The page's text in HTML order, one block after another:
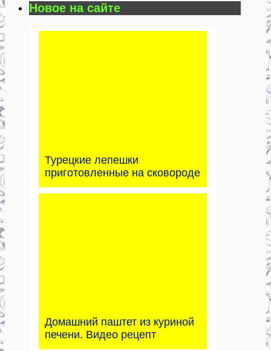
Новое на сайте
Турецкие лепешки
приготовленные на сковороде
Домашний паштет из куриной
печени. Видео рецепт